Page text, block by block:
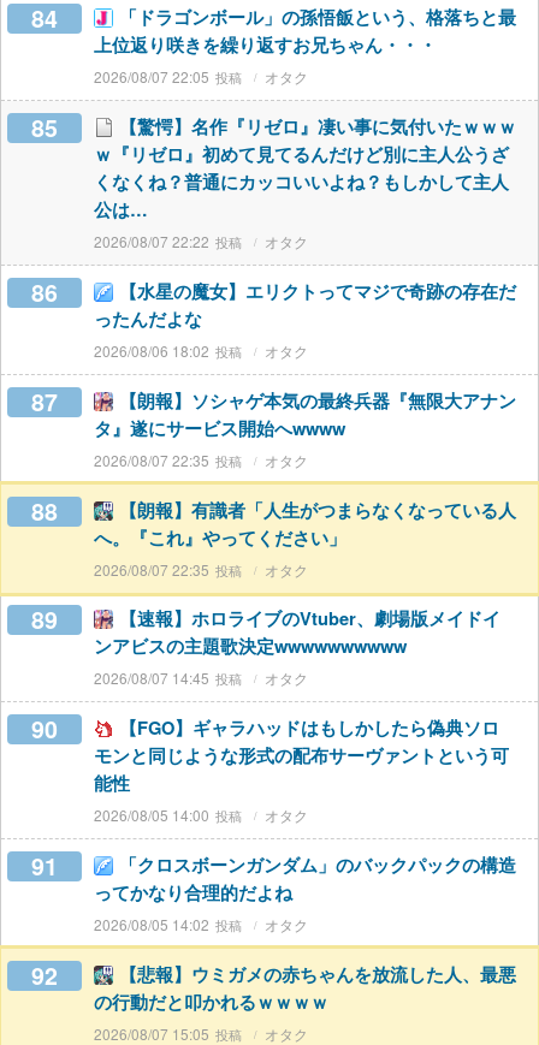
84
「ドラゴンボール」の孫悟飯という、格落ちと最
上位返り咲きを繰り返すお兄ちゃん・・・
2026/08/07 22:05 オタク
85
【驚愕】名作『リゼロ』凄い事に気付いたｗｗｗ
ｗ『リゼロ』初めて見てるんだけど別に主人公うざ
くなくね？普通にカッコいいよね？もしかして主人
公は…
2026/08/07 22:22 オタク
86
【水星の魔女】エリクトってマジで奇跡の存在だ
ったんだよな
2026/08/06 18:02 オタク
87
【朗報】ソシャゲ本気の最終兵器『無限大アナン
タ』遂にサービス開始へwwww
2026/08/07 22:35 オタク
88
【朗報】有識者「人生がつまらなくなっている人
へ。『これ』やってください」
2026/08/07 22:35 オタク
89
【速報】ホロライブのVtuber、劇場版メイドイ
ンアビスの主題歌決定wwwwwwwwww
2026/08/07 14:45 オタク
90
【FGO】ギャラハッドはもしかしたら偽典ソロ
モンと同じような形式の配布サーヴァントという可
能性
2026/08/05 14:00 オタク
91
「クロスボーンガンダム」のバックパックの構造
ってかなり合理的だよね
2026/08/05 14:02 オタク
92
【悲報】ウミガメの赤ちゃんを放流した人、最悪
の行動だと叩かれるｗｗｗｗ
2026/08/07 15:05 オタク